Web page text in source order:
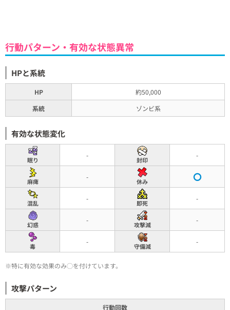
行動パターン・有効な状態異常
HPと系統
HP
約50,000
系統
ゾンビ系
有効な状態変化
眠り
-
封印
-
麻痺
-
休み
混乱
-
即死
-
幻惑
-
攻撃減
-
毒
-
守備減
-
※特に有効な効果のみ◯を付けています。
攻撃パターン
行動回数